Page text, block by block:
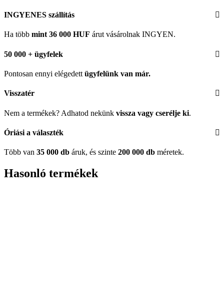
INGYENES szállítás
Ha több mint 36 000 HUF árut vásárolnak INGYEN.
50 000 + ügyfelek
Pontosan ennyi elégedett ügyfelünk van már.
Visszatér
Nem a termékek? Adhatod nekünk vissza vagy cserélje ki.
Óriási a választék
Több van 35 000 db áruk, és szinte 200 000 db méretek.
Hasonló termékek